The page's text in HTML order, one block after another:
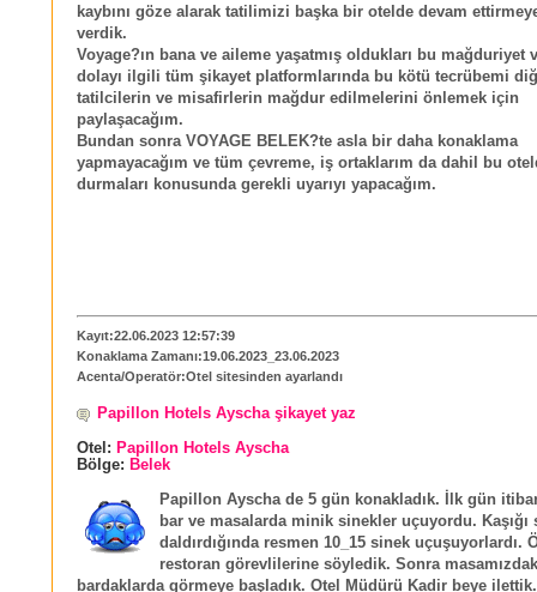
kaybını göze alarak tatilimizi başka bir otelde devam
verdik.
Voyage?ın bana ve aileme yaşatmış oldukları bu mağduriyet
dolayı ilgili tüm şikayet platformlarında bu kötü tecrübemi
tatilcilerin ve misafirlerin mağdur edilmelerini önlemek için
paylaşacağım.
Bundan sonra VOYAGE BELEK?te asla bir daha konaklama
yapmayacağım ve tüm çevreme, iş ortaklarım da dahil bu
durmaları konusunda gerekli uyarıyı yapacağım.
Kayıt:22.06.2023 12:57:39
Konaklama Zamanı:19.06.2023_23.06.2023
Acenta/Operatör:Otel sitesinden ayarlandı
Papillon Hotels Ayscha şikayet yaz
Otel: Papillon Hotels Ayscha
Bölge: Belek
Papillon Ayscha de 5 gün konakladık. İlk gün
bar ve masalarda minik sinekler uçuyordu. Kaşığı
daldırdığında resmen 10_15 sinek uçuşuyorlardı.
restoran görevlilerine söyledik. Sonra
bardaklarda görmeye başladık. Otel Müdürü Kadir beye